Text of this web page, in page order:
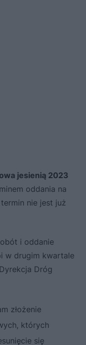
jesienią 2023
oddania na
nie jest już
i oddanie
w drugim kwartale
Dróg
złożenie
których
się